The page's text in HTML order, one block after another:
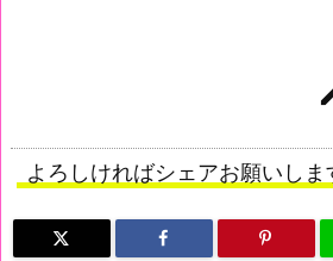
よろしければシェアお願いしま